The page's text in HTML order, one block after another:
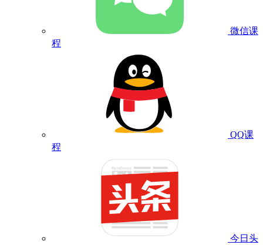
微信课
程
QQ课
程
今日头